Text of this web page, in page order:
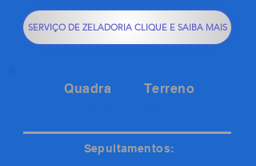
SERVIÇO DE ZELADORIA CLIQUE E SAIBA MAIS
Quadra Terreno
Sepultamentos: